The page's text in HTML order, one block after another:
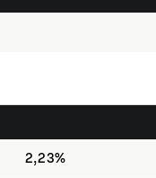
2,23%